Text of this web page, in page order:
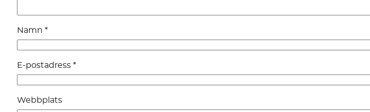
Namn *
E-postadress *
Webbplats